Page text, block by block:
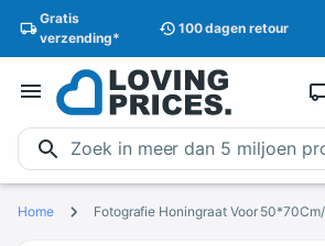
Gratis
verzending*
100 dagen retour
Home